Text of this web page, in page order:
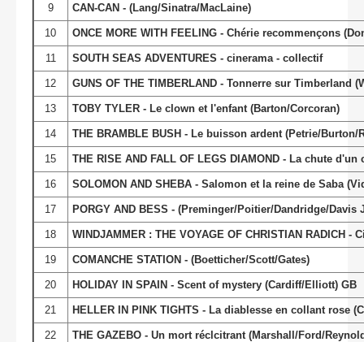
9 CAN-CAN - (Lang/Sinatra/MacLaine)
10 ONCE MORE WITH FEELING - Chérie recommençons
11 SOUTH SEAS ADVENTURES - cinerama - collectif
12 GUNS OF THE TIMBERLAND - Tonnerre sur Timberland
13 TOBY TYLER - Le clown et l'enfant (Barton/Corcoran)
14 THE BRAMBLE BUSH - Le buisson ardent (Petrie/Burton/
15 THE RISE AND FALL OF LEGS DIAMOND - La chute
16 SOLOMON AND SHEBA - Salomon et la reine de Saba
17 PORGY AND BESS - (Preminger/Poitier/Dandridge/Davis
18 WINDJAMMER : THE VOYAGE OF CHRISTIAN RADICH -
19 COMANCHE STATION - (Boetticher/Scott/Gates)
20 HOLIDAY IN SPAIN - Scent of mystery (Cardiff/Elliott) GB
21 HELLER IN PINK TIGHTS - La diablesse en collant rose
22 THE GAZEBO - Un mort réclcitrant (Marshall/Ford/